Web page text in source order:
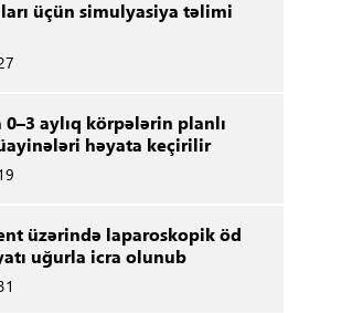
üçün simulyasiya təlimi
0–3 aylıq körpələrin planlı
həyata keçirilir
üzərində laparoskopik öd
uğurla icra olunub